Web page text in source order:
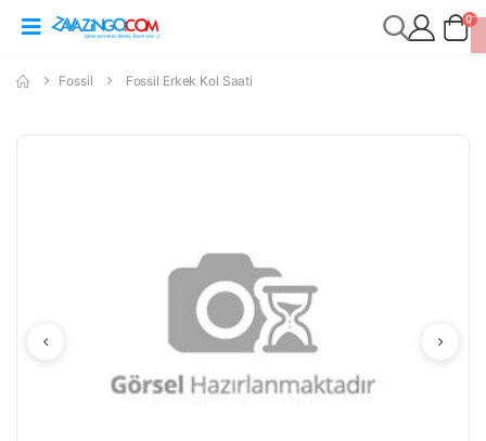
0
Fossil Fossil Erkek Kol Saati